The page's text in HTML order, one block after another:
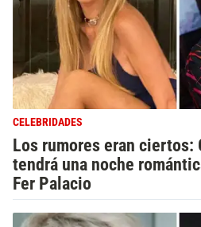
CELEBRIDADES
Los rumores eran ciertos:
tendrá una noche
Fer Palacio